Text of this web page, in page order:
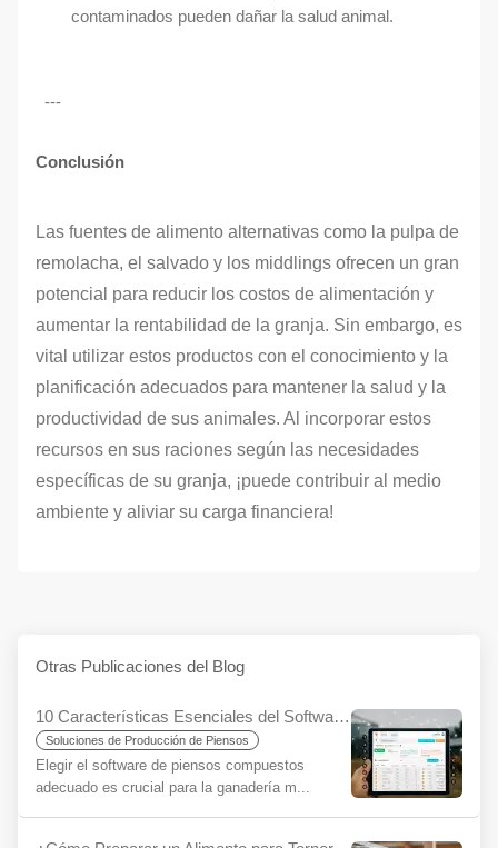
contaminados pueden dañar la salud animal.
---
Conclusión
Las fuentes de alimento alternativas como la pulpa de
remolacha, el salvado y los middlings ofrecen un gran
potencial para reducir los costos de alimentación y
aumentar la rentabilidad de la granja. Sin embargo, es
vital utilizar estos productos con el conocimiento y la
planificación adecuados para mantener la salud y la
productividad de sus animales. Al incorporar estos
recursos en sus raciones según las necesidades
específicas de su granja, ¡puede contribuir al medio
ambiente y aliviar su carga financiera!
Otras Publicaciones del Blog
10 Características Esenciales del Software de Piensos Compuestos y la Diferencia YemYap
Soluciones de Producción de Piensos
Elegir el software de piensos compuestos
adecuado es crucial para la ganadería m...